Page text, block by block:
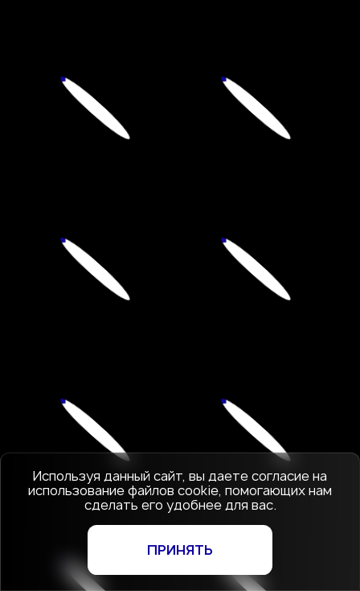
Используя данный сайт, вы даете согласие на
использование файлов cookie, помогающих нам
сделать его удобнее для вас.
ПРИНЯТЬ